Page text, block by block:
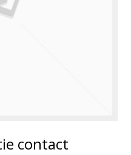
contact